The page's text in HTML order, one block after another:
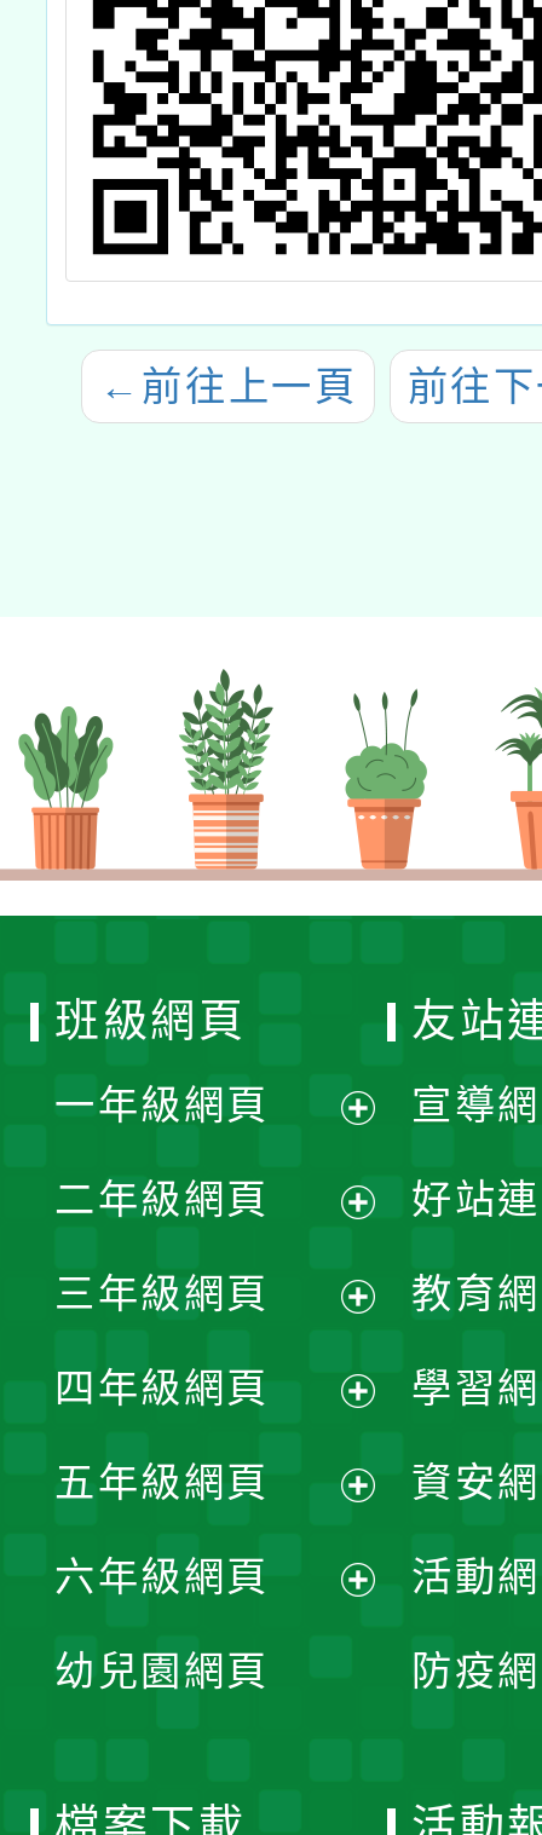
← 前往上一頁 前往
班級網頁
一年級網頁
開
選
單
二年級網頁
開
選
單
三年級網頁
開
選
單
四年級網頁
開
選
五年級網頁
開
六年級網頁
幼兒園網頁
友站
宣導
好站
教育
學習
資安
活動
防疫